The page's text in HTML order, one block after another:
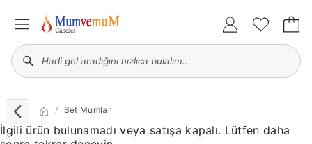
Set Mumlar
İlgili ürün bulunamadı veya satışa kapalı. Lütfen daha